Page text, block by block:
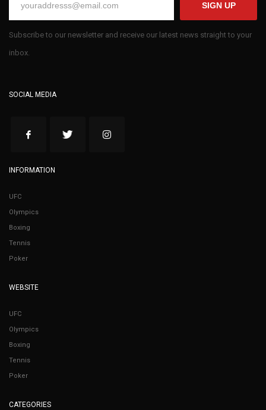
SIGN UP
Subscribe to our newsletter and receive our latest news straight to your
inbox.
SOCIAL MEDIA
INFORMATION
UFC
Olympics
Boxing
Tennis
Poker
WEBSITE
UFC
Olympics
Boxing
Tennis
Poker
CATEGORIES